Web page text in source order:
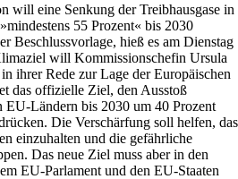
will eine Senkung der Treibhausgase in
55 Prozent« bis 2030
Beschlussvorlage, hieß es am Dienstag
will Kommissionschefin Ursula
ihrer Rede zur Lage der Europäischen
das offizielle Ziel, den Ausstoß
EU-Ländern bis 2030 um 40 Prozent
Die Verschärfung soll helfen, das
einzuhalten und die gefährliche
Das neue Ziel muss aber in den
EU-Parlament und den EU-Staaten